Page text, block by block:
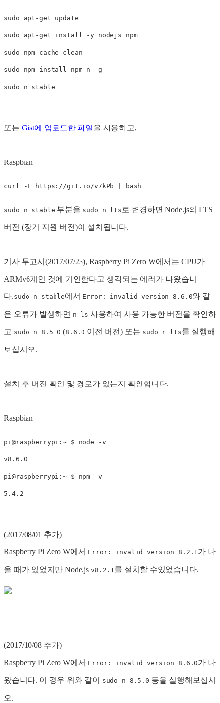
sudo apt-get update
sudo apt-get install -y nodejs npm
sudo npm cache clean
sudo npm install npm n -g
또는 Gist에 업로드한 파일을 사용하고,
Raspbian
sudo n stable 부분을 sudo n lts 로 변경하면 Node.js의 LTS
버전 (장기 지원 버전)이 설치됩니다.
기사 투고시(2017/07/23), Raspberry Pi Zero W에서는 CPU가
ARMv6계인 것에 기인한다고 생각되는 에러가 나왔습니
다.sudo n stable에서 Error: invalid version 8.6.0와 같
은 오류가 발생하면 n ls 사용하여 사용 가능한 버전을 확인하
고 sudo n 8.5.0 (8.6.0 이전 버전) 또는 sudo n lts를 실행해
보십시오.
설치 후 버전 확인 및 경로가 있는지 확인합니다.
Raspbian
pi@raspberrypi:~ $ node -v
v8.6.0
pi@raspberrypi:~ $ npm -v
(2017/08/01 추가)
Raspberry Pi Zero W에서 Error: invalid version 8.2.1 가 나
올 때가 있었지만 Node.js v8.2.1 를 설치할 수있었습니다.
(2017/10/08 추가)
Raspberry Pi Zero W에서 Error: invalid version 8.6.0가 나
왔습니다. 이 경우 위와 같이 sudo n 8.5.0 등을 실행해보십시
오.